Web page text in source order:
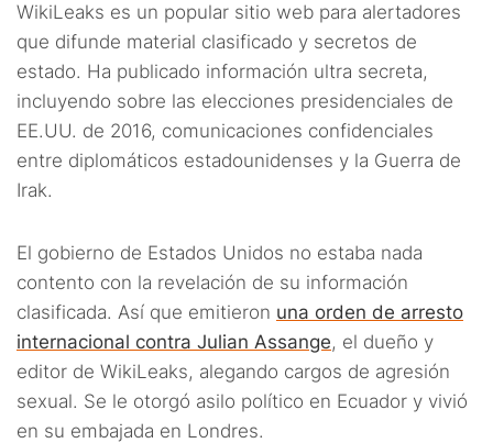
WikiLeaks es un popular sitio web para alertadores
que difunde material clasificado y secretos de
estado. Ha publicado información ultra secreta,
incluyendo sobre las elecciones presidenciales de
EE.UU. de 2016, comunicaciones confidenciales
entre diplomáticos estadounidenses y la Guerra de
Irak.
El gobierno de Estados Unidos no estaba nada
contento con la revelación de su información
clasificada. Así que emitieron una orden de arresto
internacional contra Julian Assange, el dueño y
editor de WikiLeaks, alegando cargos de agresión
sexual. Se le otorgó asilo político en Ecuador y vivió
en su embajada en Londres.